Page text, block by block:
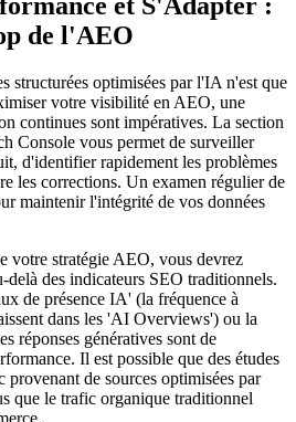
de l'AEO
structurées optimisées par l'IA n'est que
votre visibilité en AEO, une
continues sont impératives. La section
Console vous permet de surveiller
d'identifier rapidement les problèmes
les corrections. Un examen régulier de
maintenir l'intégrité de vos données
votre stratégie AEO, vous devrez
delà des indicateurs SEO traditionnels.
de présence IA' (la fréquence à
dans les 'AI Overviews') ou la
réponses génératives sont de
Il est possible que des études
provenant de sources optimisées par
que le trafic organique traditionnel